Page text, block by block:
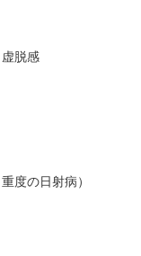
脱感
度の日射病）